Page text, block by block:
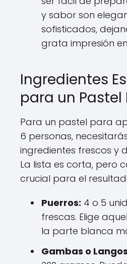
y sabor son
sofisticados,
grata impresión
Ingredientes
para un Pastel
Para un pastel para
6 personas,
ingredientes frescos y
La lista es corta, pero
crucial para el
Puerros: 4 o 5
frescas. Elige
la parte blanca
Gambas o